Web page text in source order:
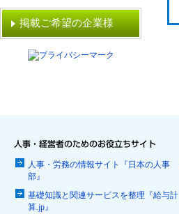
掲載ご希望の企業様
人事・労務の情報サイト『日本の人事
部』
基礎知識と関連サービスを整理『給与計
算.jp』